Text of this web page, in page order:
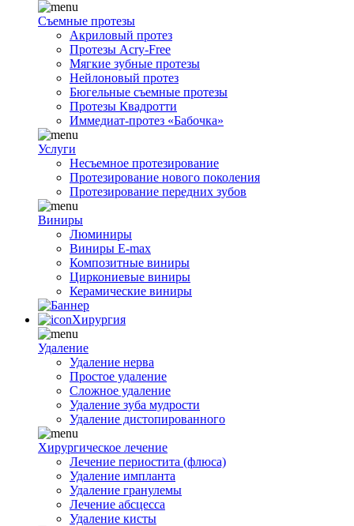
Съемные протезы
Акриловый протез
Протезы Acry-Free
Мягкие зубные протезы
Нейлоновый протез
Бюгельные съемные протезы
Протезы Квадротти
Иммедиат-протез «Бабочка»
Услуги
Несъемное протезирование
Протезирование нового поколения
Протезирование передних зубов
Виниры
Люминиры
Виниры E-max
Композитные виниры
Циркониевые виниры
Керамические виниры
Хирургия
Удаление
Удаление нерва
Простое удаление
Сложное удаление
Удаление зуба мудрости
Удаление дистопированного
Хирургическое лечение
Лечение периостита (флюса)
Удаление импланта
Удаление гранулемы
Лечение абсцесса
Удаление кисты